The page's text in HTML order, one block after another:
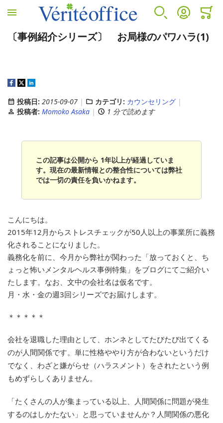
ホームへ
検索
アカウントカート
VÉRITÉ OFFICEについて
プロフィール
カウンセリングサービス
EAP(従業員支援プログラムとは)
EAP導入のメリット
EAPサービスコンテンツ
人事労務サービス
アウトソーシング
コンサルティング
人事労務セカンドオピニオンサービス
診断サービス
アンガーマネジメント
〔事例紹介シリーズ〕 お局様のパワハラ(1)
投稿日: 2015-09-07 カテゴリ: カウンセリング
投稿者: Momoko Asaka 1 分で読めます
この記事は公開から 1年以上が経過していま
す。現在の最新情報との整合性については弊社
では一切の責任を負いかねます。
こんにちは。
2015年12月からストレスチェックが50人以上の事業所に義務
化されることになりました。
義務化を前に、今月から弊社が関わった「放っておくと、ち
ょっと怖いメンタルヘルス事例特集」をブログにてご紹介い
たします。なお、文中の会社名は仮名です。
月・水・金の週3回シリーズでお届けします。
＊＊＊＊＊
会社を退職した理由として、ホンネとしてたびたび出てくる
のが人間関係です。単に性格ややり方が合わないというだけ
でなく、わざと嫌がらせ（ハラスメント）をされたという例
もめずらしくありません。
「たくさんの人が集まっている以上、人間関係に問題が発生
するのはしかたない」と思っていませんか？人間関係の悪化